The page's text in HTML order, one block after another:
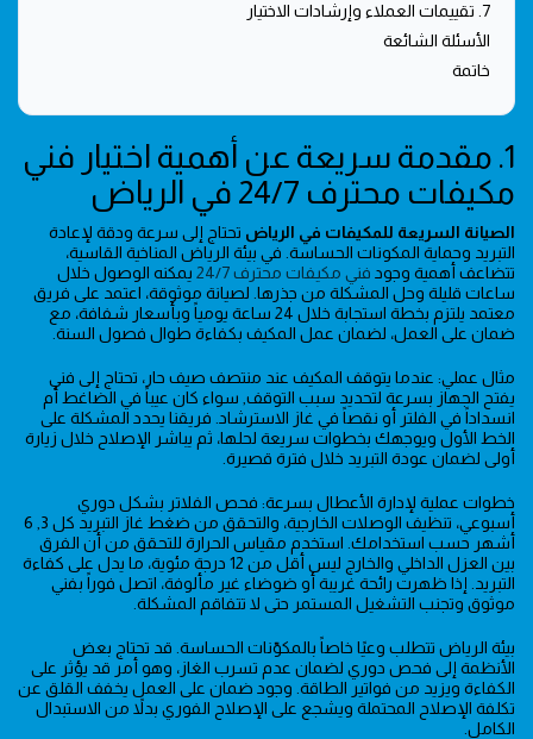
7. تقييمات العملاء وإرشادات الاختيار
الأسئلة الشائعة
خاتمة
1. مقدمة سريعة عن أهمية اختيار فني
مكيفات محترف 24/7 في الرياض
الصيانة السريعة للمكيفات في الرياض تحتاج إلى سرعة ودقة لإعادة
التبريد وحماية المكونات الحساسة. في بيئة الرياض المناخية القاسية،
تتضاعف أهمية وجود فني مكيفات محترف 24/7
يمكنه الوصول خلال
ساعات قليلة وحل المشكلة من جذرها. لصيانة موثوقة، اعتمد على فريق
معتمد يلتزم بخطة استجابة خلال 24 ساعة يومياً وبأسعار شفافة، مع
ضمان على العمل، لضمان عمل المكيف بكفاءة طوال فصول السنة.
مثال عملي: عندما يتوقف المكيف عند منتصف صيف حار، تحتاج إلى فني
يفتح الجهاز بسرعة لتحديد سبب التوقف, سواء كان عيباً في الضاغط أم
انسداداً في الفلتر أو نقصاً في غاز الاسترشاد. فريقنا يحدد المشكلة على
الخط الأول ويوجهك بخطوات سريعة لحلها، ثم يباشر الإصلاح خلال زيارة
أولى لضمان عودة التبريد خلال فترة قصيرة.
خطوات عملية لإدارة الأعطال بسرعة: فحص الفلاتر بشكل دوري
أسبوعي، تنظيف الوصلات الخارجية، والتحقق من ضغط غاز التبريد كل 3, 6
أشهر حسب استخدامك. استخدم مقياس الحرارة للتحقق من أن الفرق
بين العزل الداخلي والخارج ليس أقل من 12 درجة مئوية، ما يدل على كفاءة
التبريد. إذا ظهرت رائحة غريبة أو ضوضاء غير مألوفة، اتصل فوراً بفني
موثوق وتجنب التشغيل المستمر حتى لا تتفاقم المشكلة.
بيئة الرياض تتطلب وعيًا خاصاً بالمكوّنات الحساسة. قد تحتاج بعض
الأنظمة إلى فحص دوري لضمان عدم تسرب الغاز، وهو أمر قد يؤثر على
الكفاءة ويزيد من فواتير الطاقة. وجود ضمان على العمل يخفف القلق عن
تكلفة الإصلاح المحتملة ويشجع على الإصلاح الفوري بدلاً من الاستبدال
الكامل.